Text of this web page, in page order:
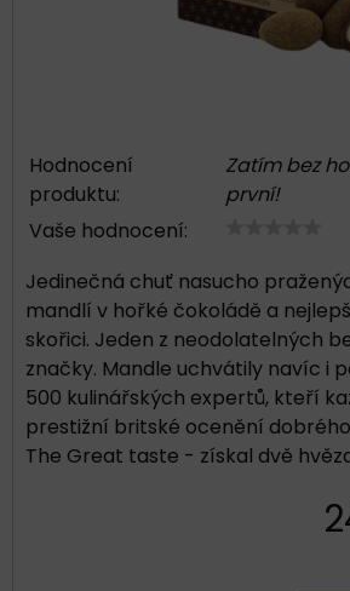
Hodnocení
produktu:
Zatím bez
první!
Vaše hodnocení:
Jedinečná chuť nasucho
mandlí v hořké čokoládě a
skořici. Jeden z neodolatelných
značky. Mandle uchvátily navíc i
500 kulinářských expertů, kteří
prestižní britské ocenění
The Great taste - získal dvě